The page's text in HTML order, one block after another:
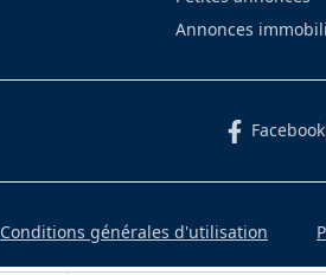
Annonces
Facebook
Conditions générales d'utilisation